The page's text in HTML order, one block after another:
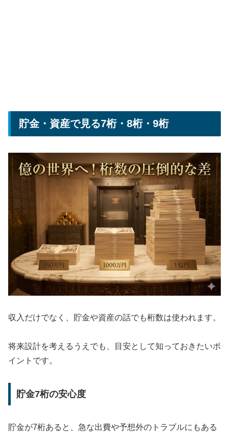
貯金・資産で見る7桁・8桁・9桁
収入だけでなく、貯金や資産の話でも桁数は使われます。
将来設計を考えるうえでも、目安として知っておきたいポ
イントです。
貯金7桁の安心度
貯金が7桁あると、急な出費や予想外のトラブルにもある